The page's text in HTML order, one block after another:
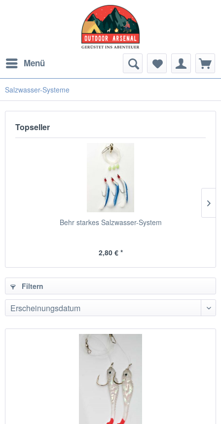
Menü
Salzwasser-Systeme
Topseller
Behr starkes Salzwasser-System
2,80 € *
Filtern